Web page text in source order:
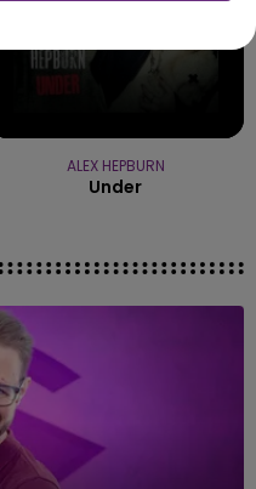
ALEX HEPBURN
Under